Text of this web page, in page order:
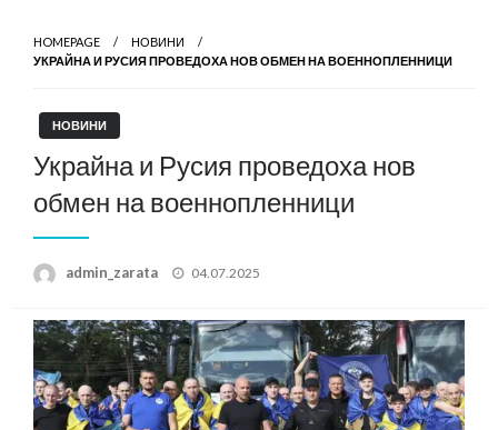
HOMEPAGE
НОВИНИ
УКРАЙНА И РУСИЯ ПРОВЕДОХА НОВ ОБМЕН НА ВОЕННОПЛЕННИЦИ
НОВИНИ
Украйна и Русия проведоха нов
обмен на военнопленници
admin_zarata
Posted
04.07.2025